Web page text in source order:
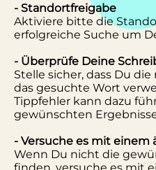
- Standortfreigabe
Aktiviere bitte die
erfolgreiche Suche um
- Überprüfe Deine
Stelle sicher, dass Du
das gesuchte Wort
Tippfehler kann dazu
gewünschten
- Versuche es mit einem
Wenn Du nicht die